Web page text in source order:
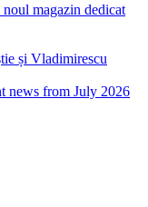
magazin dedicat
și Vladimirescu
news from July 2026